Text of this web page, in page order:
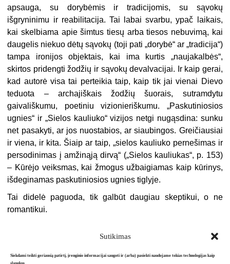
Sutikimas
Siekdami teikti geriausią patirtį, įrenginio informacijai saugoti ir (arba) pasiekti naudojame tokias technologijas kaip
apsauga, su dorybėmis ir tradicijomis, su sąvokų
išgryninimu ir reabilitacija. Tai labai svarbu, ypač laikais,
kai skelbiama apie šimtus tiesų arba tiesos nebuvimą, kai
daugelis niekuo dėtų sąvokų (toji pati „dorybė“ ar „tradicija“)
tampa ironijos objektais, kai ima kurtis „naujakalbės“,
skirtos pridengti žodžių ir sąvokų devalvacijai. Ir kaip gerai,
kad autorė visa tai perteikia taip, kaip tik jai vienai Dievo
teduota – archajiškais žodžių šuorais, sutramdytu
gaivališkumu, poetiniu vizionieriškumu. „Paskutiniosios
ugnies“ ir „Sielos kauliuko“ vizijos netgi nugąsdina: sunku
net pasakyti, ar jos nuostabios, ar siaubingos. Greičiausiai
ir viena, ir kita. Šiaip ar taip, „sielos kauliuko pernešimas ir
persodinimas į amžinąją dirvą“ („Sielos kauliukas“, p. 153)
– Kūrėjo veiksmas, kai žmogus užbaigiamas kaip kūrinys,
išdeginamas paskutiniosios ugnies tiglyje.
Tai didelė paguoda, tik galbūt daugiau skeptikui, o ne
romantikui.